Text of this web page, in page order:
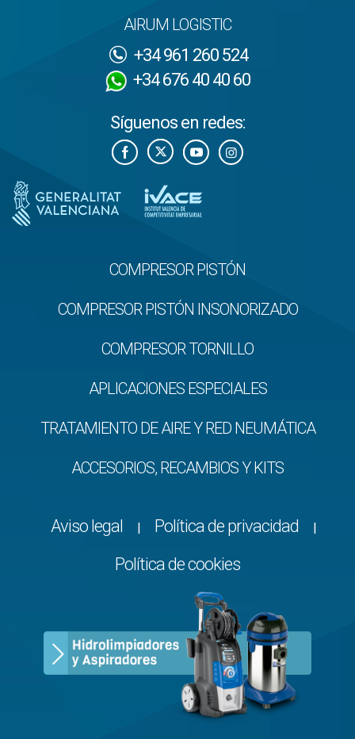
AIRUM LOGISTIC
+34 961 260 524
+34 676 40 40 60
Síguenos en redes:
COMPRESOR PISTÓN
COMPRESOR PISTÓN INSONORIZADO
COMPRESOR TORNILLO
APLICACIONES ESPECIALES
TRATAMIENTO DE AIRE Y RED NEUMÁTICA
ACCESORIOS, RECAMBIOS Y KITS
Aviso legal Política de privacidad
Política de cookies